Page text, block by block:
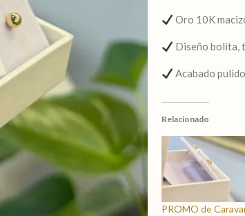
10kOro 10K
Diseño bolita,
Acabado
Relacionado
PROMO de